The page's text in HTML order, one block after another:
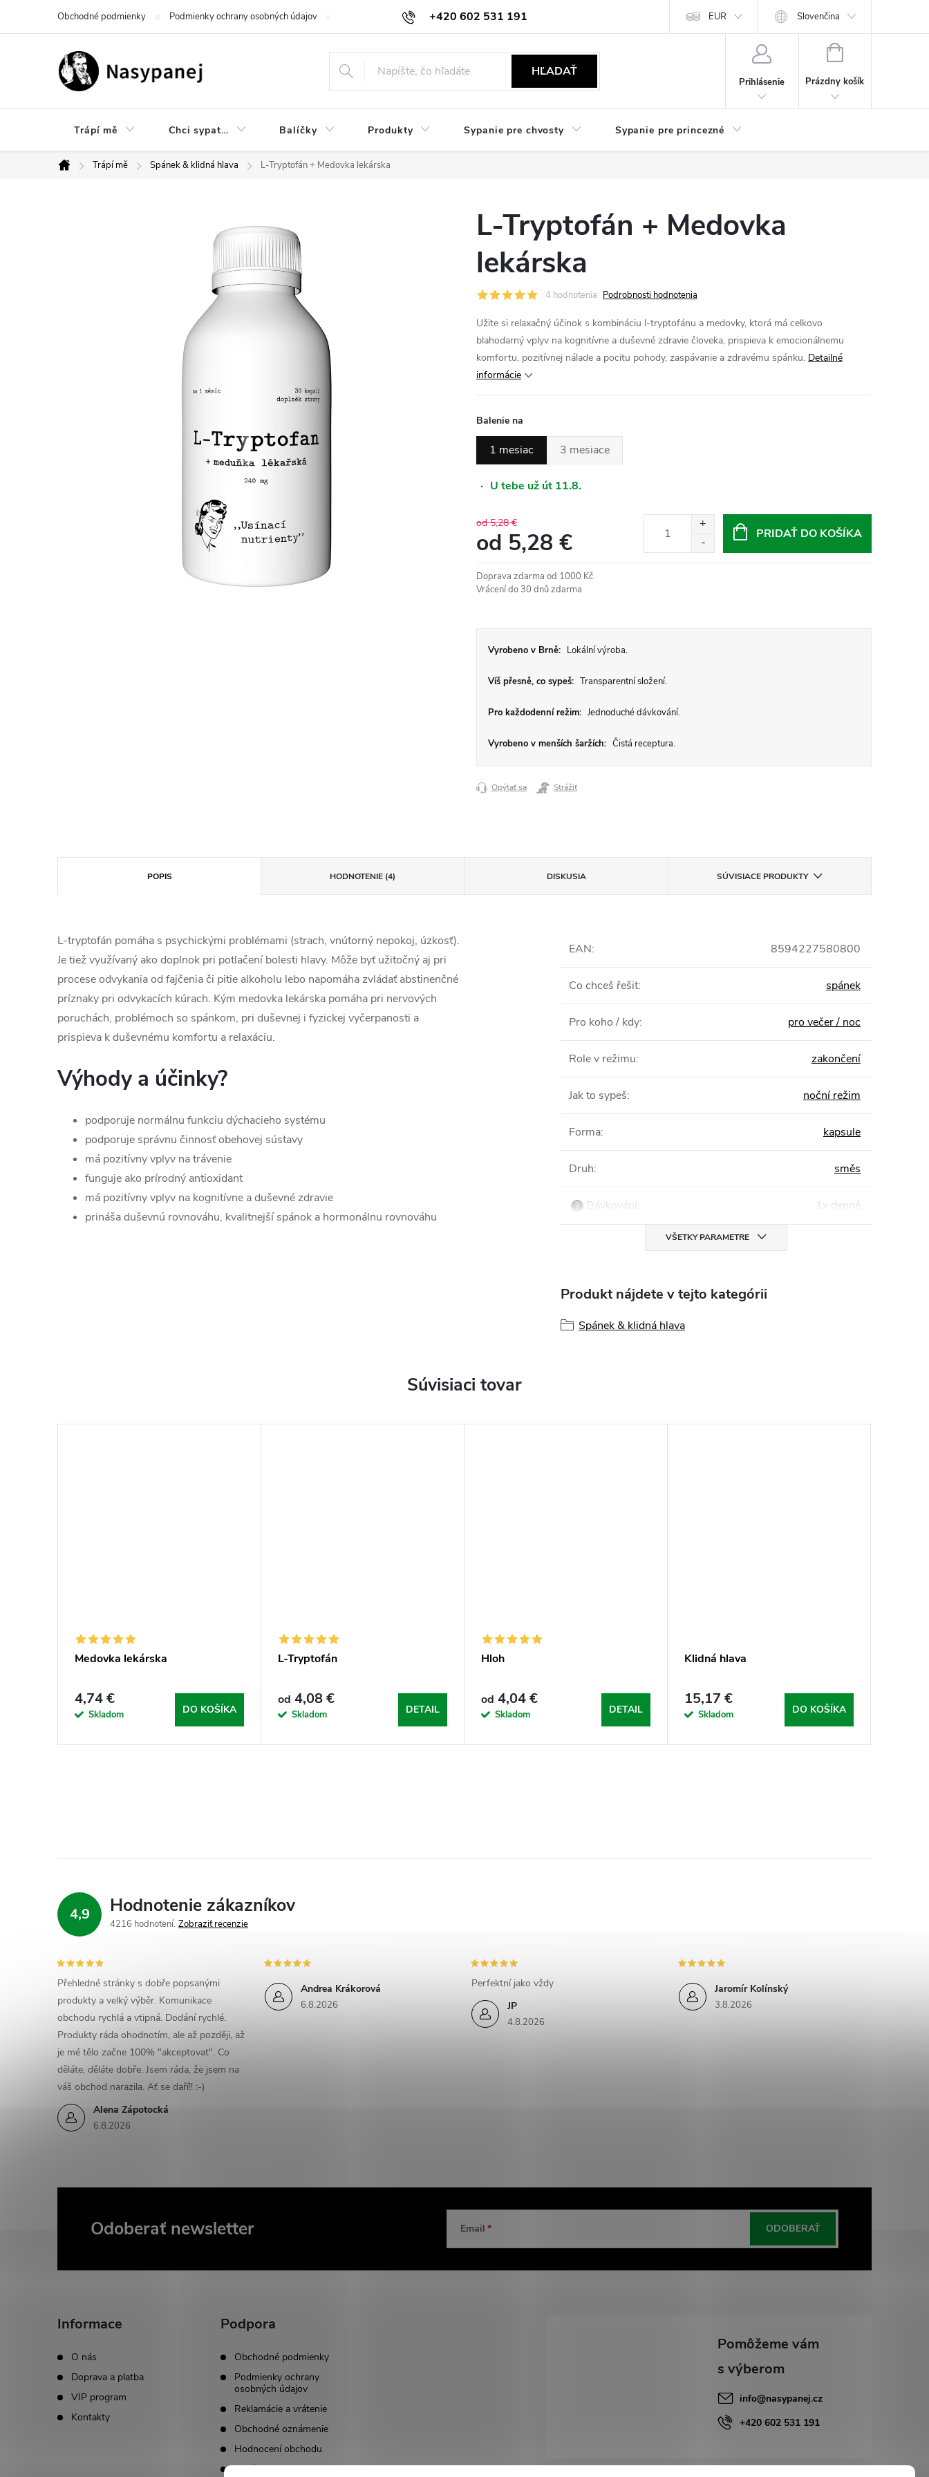
+420 602 531 191
Obchodné podmienky Podmienky ochrany osobných údajov Reklamácie a vrátenie Obchodné oznámenie Kariéra EUR Slovenčina
HĽADAŤ
Prihlásenie
NÁKUPNÝ
Prázdny košík
Trápí mě Chci sypat… Balíčky Produkty Sypanie pre chvosty Sypanie pre princezné
Domov
Trápí mě Spánek & klidná hlava L-Tryptofán + Medovka lekárska
L-Tryptofán + Medovka
lekárska
4 hodnotenia Podrobnosti hodnotenia
Užite si relaxačný účinok s kombináciu l-tryptofánu a medovky, ktorá má celkovo
blahodarný vplyv na kognitívne a duševné zdravie človeka, prispieva k emocionálnemu
komfortu, pozitívnej nálade a pocitu pohody, zaspávanie a zdravému spánku. Detailné
informácie
Balenie na
1 mesiac 3 mesiace
· U tebe už út 11.8.
od 5,28 €
od 5,28 €
cena:
PRIDAŤ DO KOŠÍKA
Doprava zdarma od 1000 Kč
Vrácení do 30 dnů zdarma
Vyrobeno v Brně: Lokální výroba.
Víš přesně, co sypeš: Transparentní složení.
Pro každodenní režim: Jednoduché dávkování.
Vyrobeno v menších šaržích: Čistá receptura.
Opýtať sa Strážiť
POPIS HODNOTENIE (4) DISKUSIA SÚVISIACE PRODUKTY
L-tryptofán pomáha s psychickými problémami (strach, vnútorný nepokoj, úzkosť).
Je tiež využívaný ako doplnok pri potlačení bolesti hlavy. Môže byť užitočný aj pri
procese odvykania od fajčenia či pitie alkoholu lebo napomáha zvládať abstinenčné
príznaky pri odvykacích kúrach. Kým medovka lekárska pomáha pri nervových
poruchách, problémoch so spánkom, pri duševnej i fyzickej vyčerpanosti a
prispieva k duševnému komfortu a relaxáciu.
Výhody a účinky?
podporuje normálnu funkciu dýchacieho systému
podporuje správnu činnosť obehovej sústavy
má pozitívny vplyv na trávenie
funguje ako prírodný antioxidant
má pozitívny vplyv na kognitívne a duševné zdravie
prináša duševnú rovnováhu, kvalitnejší spánok a hormonálnu rovnováhu
EAN: 8594227580800
Co chceš řešit: spánek
Pro koho / kdy: pro večer / noc
Role v režimu: zakončení
Jak to sypeš: noční režim
Forma: kapsule
Druh: směs
? Dávkování: 1x denně
VŠETKY PARAMETRE
Produkt nájdete v tejto kategórii
Spánek & klidná hlava
Súvisiaci tovar
Medovka lekárska
4,74 €
Skladom DO KOŠÍKA
L-Tryptofán
od 4,08 €
Skladom DETAIL
Hloh
od 4,04 €
Skladom DETAIL
Klidná hlava
15,17 €
Skladom DO KOŠÍKA
4,9 Hodnotenie zákazníkov
4216 hodnotení Zobraziť recenzie
Alena Zápotocká
6.8.2026
Přehledné stránky s dobře popsanými
produkty a velký výběr. Komunikace
obchodu rychlá a vtipná. Dodání rychlé.
Produkty ráda ohodnotím, ale až později, až
je mé tělo začne 100% "akceptovat". Co
děláte, děláte dobře. Jsem ráda, že jsem na
váš obchod narazila. Ať se daří!! :-)
Andrea Krákorová
6.8.2026 JP
4.8.2026
Perfektní jako vždy Jaromír Kolínský
3.8.2026
Odoberať newsletter Email ODOBERAŤ
Informace
O nás
Doprava a platba
VIP program
Kontakty
Podpora
Obchodné podmienky
Podmienky ochrany
osobných údajov
Reklamácie a vrátenie
Obchodné oznámenie
Hodnocení obchodu
Kariéra
info@nasypanej.cz
+420 602 531 191